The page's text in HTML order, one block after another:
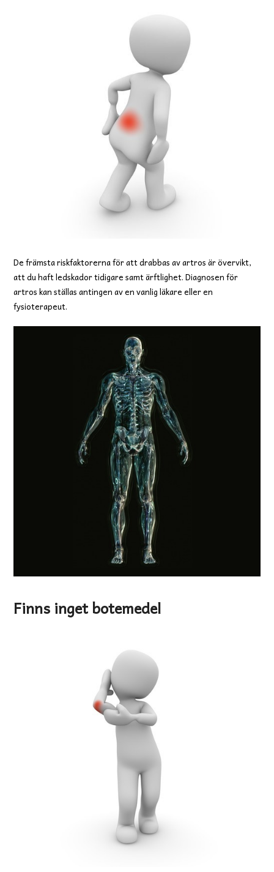
De främsta riskfaktorerna för att drabbas av artros är övervikt,
att du haft ledskador tidigare samt ärftlighet. Diagnosen för
artros kan ställas antingen av en vanlig läkare eller en
fysioterapeut.
Finns inget botemedel